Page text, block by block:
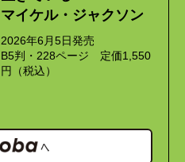
マイケル・ジャクソン
2026年6月5日発売
B5判・228ページ 定価1,550
円（税込）